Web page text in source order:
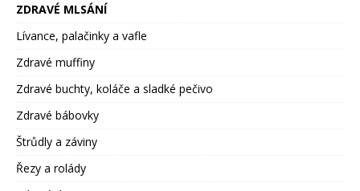
ZDRAVÉ MLSÁNÍ
Lívance, palačinky a vafle
Zdravé muffiny
Zdravé buchty, koláče a sladké pečivo
Zdravé bábovky
Štrůdly a záviny
Řezy a rolády